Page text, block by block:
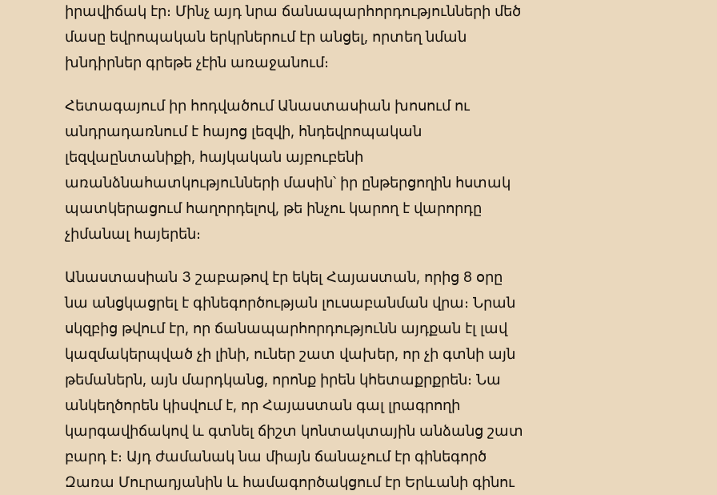
իրավիճակ էր։ Մինչ այդ նրա ճանապարհորդությունների մեծ
մասը եվրոպական երկրներում էր անցել, որտեղ նման
խնդիրներ գրեթե չէին առաջանում։
Հետագայում իր հոդվածում Անաստասիան խոսում ու
անդրադառնում է հայոց լեզվի, հնդեվրոպական
լեզվաընտանիքի, հայկական այբուբենի
առանձնահատկությունների մասին՝ իր ընթերցողին հստակ
պատկերացում հաղորդելով, թե ինչու կարող է վարորդը
չիմանալ հայերեն։
Անաստասիան 3 շաբաթով էր եկել Հայաստան, որից 8 օրը
նա անցկացրել է գինեգործության լուսաբանման վրա։ Նրան
սկզբից թվում էր, որ ճանապարհորդությունն այդքան էլ լավ
կազմակերպված չի լինի, ուներ շատ վախեր, որ չի գտնի այն
թեմաներն, այն մարդկանց, որոնք իրեն կհետաքրքրեն։ Նա
անկեղծորեն կիսվում է, որ Հայաստան գալ լրագրողի
կարգավիճակով և գտնել ճիշտ կոնտակտային անձանց շատ
բարդ է։ Այդ ժամանակ նա միայն ճանաչում էր գինեգործ
Զառա Մուրադյանին և համագործակցում էր Երևանի գինու